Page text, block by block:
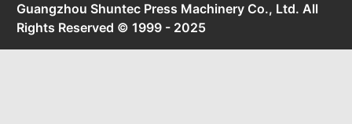
Guangzhou Shuntec Press Machinery Co., Ltd. All
Rights Reserved © 1999 - 2025